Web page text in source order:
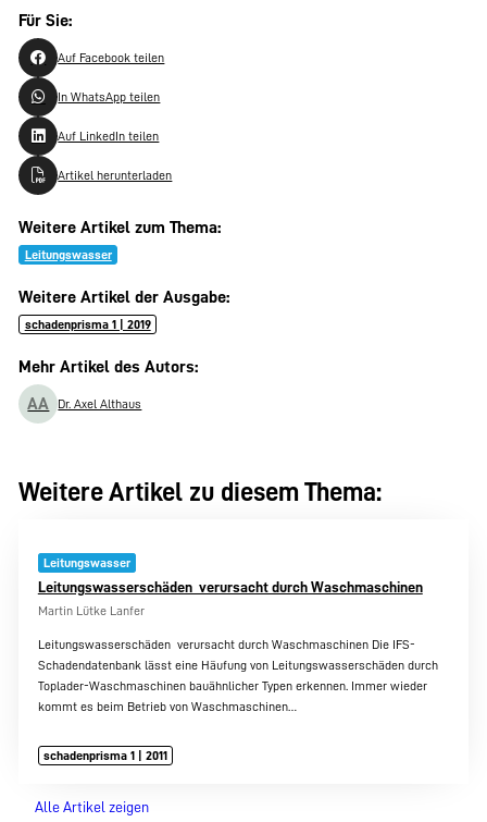
Für Sie:
Auf Facebook teilen
In WhatsApp teilen
Auf LinkedIn teilen
Artikel herunterladen
Weitere Artikel zum Thema:
Leitungswasser
Weitere Artikel der Ausgabe:
schadenprisma 1 | 2019
Mehr Artikel des Autors:
AA Dr. Axel Althaus
Weitere Artikel zu diesem Thema:
Leitungswasser
Leitungswasserschäden  verursacht durch Waschmaschinen
Martin Lütke Lanfer
Leitungswasserschäden  verursacht durch Waschmaschinen Die IFS-
Schadendatenbank lässt eine Häufung von Leitungswasserschäden durch
Toplader-Waschmaschinen bauähnlicher Typen erkennen. Immer wieder
kommt es beim Betrieb von Waschmaschinen…
schadenprisma 1 | 2011
Alle Artikel zeigen